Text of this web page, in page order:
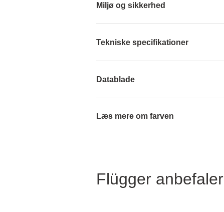
Miljø og sikkerhed
Tekniske specifikationer
Datablade
Læs mere om farven
Flügger anbefaler